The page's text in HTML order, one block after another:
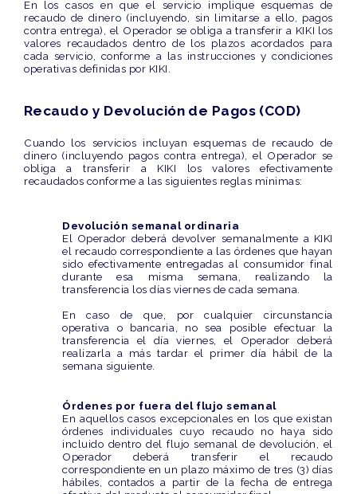
En los casos en que el servicio implique esquemas de
recaudo de dinero (incluyendo, sin limitarse a ello, pagos
contra entrega), el Operador se obliga a transferir a KIKI los
valores recaudados dentro de los plazos acordados para
cada servicio, conforme a las instrucciones y condiciones
operativas definidas por KIKI.
Recaudo y Devolución de Pagos (COD)
Cuando los servicios incluyan esquemas de recaudo de
dinero (incluyendo pagos contra entrega), el Operador se
obliga atransferir a KIKI los valores efectivamente
recaudados conforme a las siguientes reglas mínimas:
Devolución semanal ordinaria
El Operador deberá devolver semanalmente a KIKI
el recaudo correspondiente a las órdenes que hayan
sido efectivamente entregadas al consumidor final
durante esa misma semana
, realizando la
transferencia los días viernes de cada semana
En caso de que, por cualquier circunstancia
operativa o bancaria, no sea posible efectuar la
transferencia el día viernes, el Operador deberá
realizarla a más tardar el primer día hábil de la
semana siguiente
Órdenes por fuera del flujo semanal
En aquellos casos excepcionales en los que existan
órdenes individuales cuyo recaudo no haya sido
incluido dentro del flujo semanal de devolución, el
Operador deberá transferir el recaudo
correspondiente en un plazo máximo de tres (3) días
hábiles , contados a partir de la fecha de entrega